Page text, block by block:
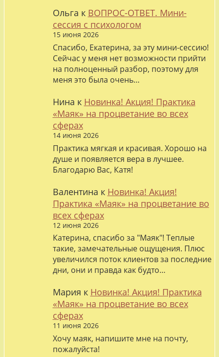
Ольга к ВОПРОС-ОТВЕТ. Мини-
сессия с психологом
15 июня 2026
Спасибо, Екатерина, за эту мини-сессию!
Сейчас у меня нет возможности прийти
на полноценный разбор, поэтому для
меня это была очень…
Нина к Новинка! Акция! Практика
«Маяк» на процветание во всех
сферах
14 июня 2026
Практика мягкая и красивая. Хорошо на
душе и появляется вера в лучшее.
Благодарю Вас, Катя!
Валентина к Новинка! Акция!
Практика «Маяк» на процветание во
всех сферах
12 июня 2026
Катерина, спасибо за "Маяк"! Теплые
такие, замечательные ощущения. Плюс
увеличился поток клиентов за последние
дни, они и правда как будто…
Мария к Новинка! Акция! Практика
«Маяк» на процветание во всех
сферах
11 июня 2026
Хочу маяк, напишите мне на почту,
пожалуйста!